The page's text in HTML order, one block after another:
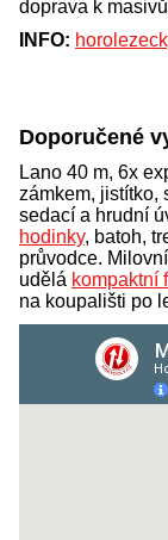
doprava k
INFO:
Doporučené
Lano 40 m, 6x
zámkem, jistítko,
sedací a hrudní
hodinky, batoh,
průvodce.
udělá kompaktní
na koupališti po